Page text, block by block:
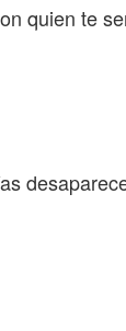
quien te